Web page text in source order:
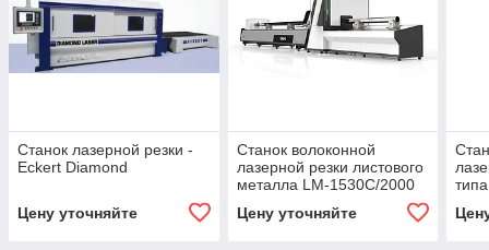
Станок лазерной резки -
Eckert Diamond
Цену уточняйте
Станок волоконной
лазерной резки листового
металла LM-1530C/2000
Цену уточняйте